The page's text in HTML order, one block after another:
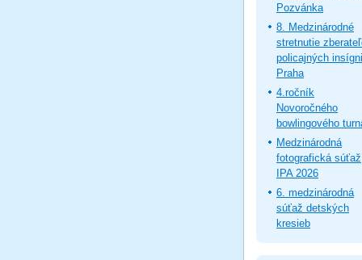
Pozvánka
8. Medzinárodné
stretnutie
policajných
Praha
4.ročník
Novoročného
bowlingového
Medzinárodná
fotografická súťaž
IPA 2026
6. medzinárodná
súťaž detských
kresieb